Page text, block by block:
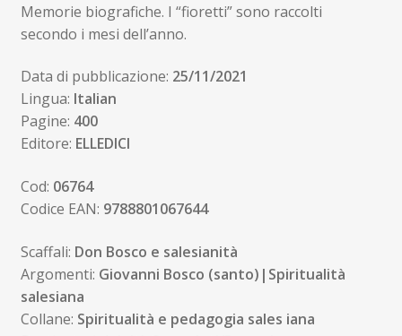
Memorie biografiche. I “fioretti” sono raccolti
secondo i mesi dell’anno.
Data di pubblicazione: 25/11/2021
Lingua: Italian
Pagine: 400
Editore: ELLEDICI
Cod: 06764
Codice EAN: 9788801067644
Scaffali: Don Bosco e salesianità
Argomenti: Giovanni Bosco (santo)|Spiritualità
salesiana
Collane: Spiritualità e pedagogia sales iana